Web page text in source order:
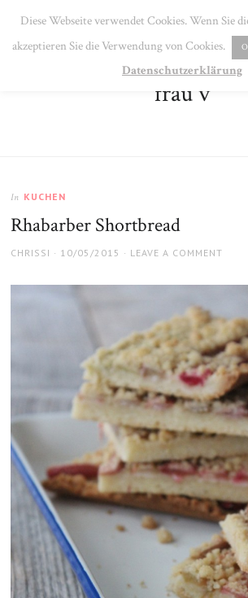
MENU
frau v
In KUCHEN
Rhabarber Shortbread
AUTHOR
CHRISSI
POSTED
10/05/2015 LEAVE A COMMENT
Diese Webseite verwendet Cookies. Wenn Sie
akzeptieren Sie die Verwendung von Cookies.
Datenschutzerklärung